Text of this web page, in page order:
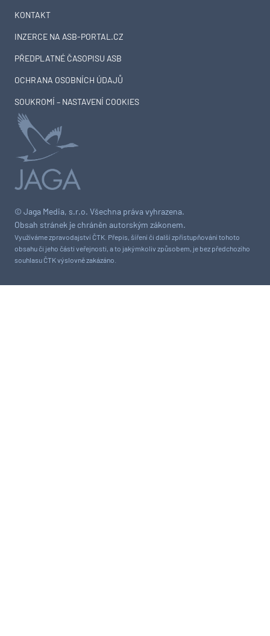
© Jaga Media, s.r.o. Všechna práva vyhrazena.
Obsah stránek je chráněn autorským zákonem.
Využíváme zpravodajství ČTK. Přepis, šíření či další zpřístupňování tohoto
obsahu či jeho části veřejnosti, a to jakýmkoliv způsobem, je bez předchozího
souhlasu ČTK výslovně zakázáno.
KONTAKT
INZERCE NA ASB-PORTAL.CZ
PŘEDPLATNÉ ČASOPISU ASB
OCHRANA OSOBNÍCH ÚDAJŮ
SOUKROMÍ – NASTAVENÍ COOKIES